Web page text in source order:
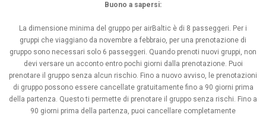
Buono a sapersi:
La dimensione minima del gruppo per airBaltic è di 8 passeggeri. Per i
gruppi che viaggiano da novembre a febbraio, per una prenotazione di
gruppo sono necessari solo 6 passeggeri. Quando prenoti nuovi gruppi, non
devi versare un acconto entro pochi giorni dalla prenotazione. Puoi
prenotare il gruppo senza alcun rischio. Fino a nuovo avviso, le prenotazioni
di gruppo possono essere cancellate gratuitamente fino a 90 giorni prima
della partenza. Questo ti permette di prenotare il gruppo senza rischi. Fino a
90 giorni prima della partenza, puoi cancellare completamente